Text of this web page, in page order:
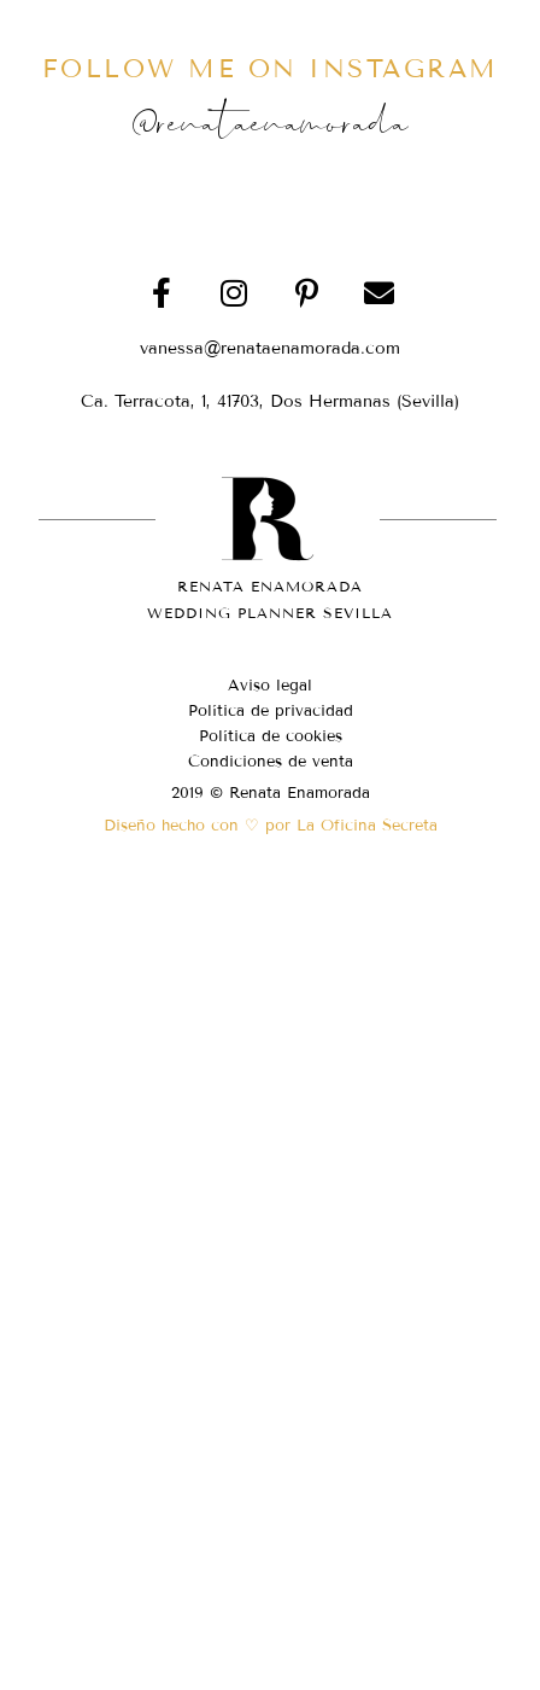
FOLLOW ME ON INSTAGRAM
@renataenamorada
vanessa@renataenamorada.com
Ca. Terracota, 1, 41703, Dos Hermanas (Sevilla)
RENATA ENAMORADA
WEDDING PLANNER SEVILLA
Aviso legal
Política de privacidad
Política de cookies
Condiciones de venta
2019 © Renata Enamorada
Diseño hecho con ♡ por La Oficina Secreta